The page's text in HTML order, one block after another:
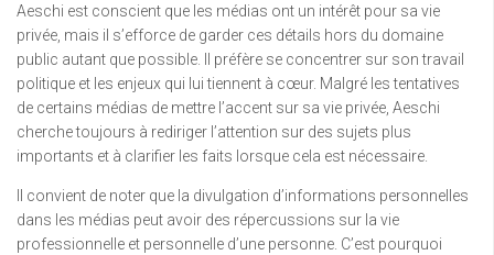
Aeschi est conscient que les médias ont un intérêt pour sa vie
privée, mais il s’efforce de garder ces détails hors du domaine
public autant que possible. Il préfère se concentrer sur son travail
politique et les enjeux qui lui tiennent à cœur. Malgré les tentatives
de certains médias de mettre l’accent sur sa vie privée, Aeschi
cherche toujours à rediriger l’attention sur des sujets plus
importants et à clarifier les faits lorsque cela est nécessaire.
Il convient de noter que la divulgation d’informations personnelles
dans les médias peut avoir des répercussions sur la vie
professionnelle et personnelle d’une personne. C’est pourquoi